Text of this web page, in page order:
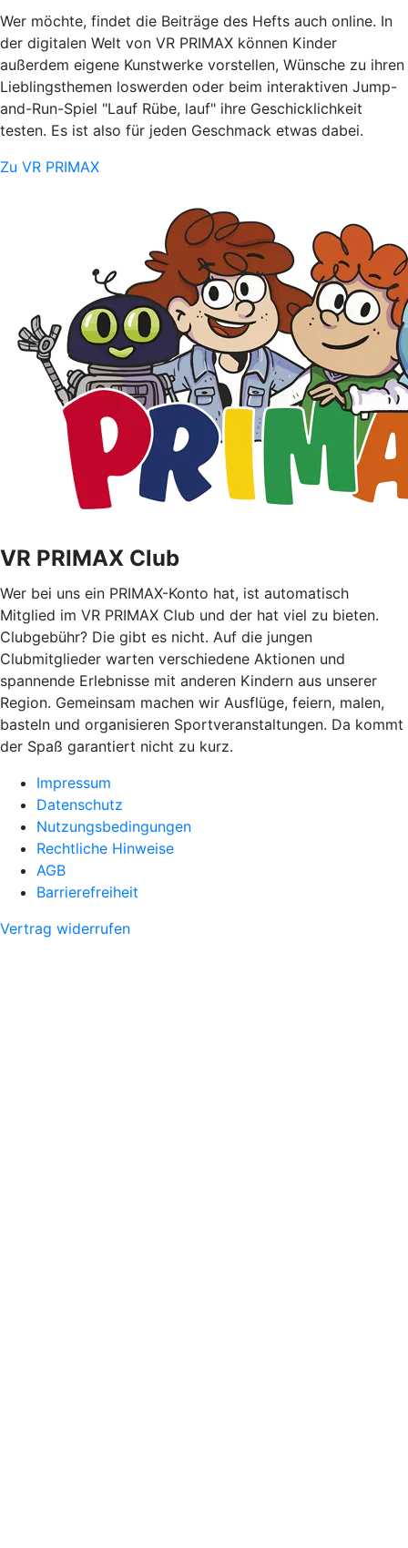
Wer möchte, findet die Beiträge des Hefts auch online. In
der digitalen Welt von VR PRIMAX können Kinder
außerdem eigene Kunstwerke vorstellen, Wünsche zu ihren
Lieblingsthemen loswerden oder beim interaktiven Jump-
and-Run-Spiel "Lauf Rübe, lauf" ihre Geschicklichkeit
testen. Es ist also für jeden Geschmack etwas dabei.
Zu VR PRIMAX
VR PRIMAX Club
Wer bei uns ein PRIMAX-Konto hat, ist automatisch
Mitglied im VR PRIMAX Club und der hat viel zu bieten.
Clubgebühr? Die gibt es nicht. Auf die jungen
Clubmitglieder warten verschiedene Aktionen und
spannende Erlebnisse mit anderen Kindern aus unserer
Region. Gemeinsam machen wir Ausflüge, feiern, malen,
basteln und organisieren Sportveranstaltungen. Da kommt
der Spaß garantiert nicht zu kurz.
Impressum
Datenschutz
Nutzungsbedingungen
Rechtliche Hinweise
AGB
Barrierefreiheit
Vertrag widerrufen